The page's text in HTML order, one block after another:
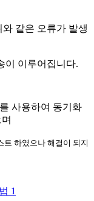
같은 오류가 발생
이 이루어집니다.
사용하여 동기화
트 하였으나 해결이 되지
1